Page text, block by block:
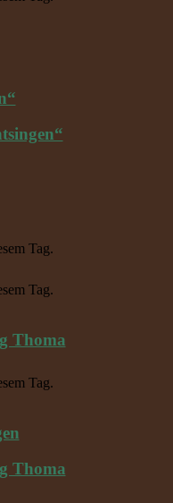
Tag.
Tag.
Thoma
Tag.
Thoma